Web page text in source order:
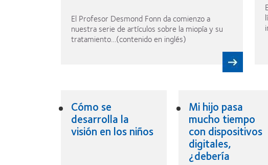
El Profesor Desmond Fonn da comienzo a
nuestra serie de artículos sobre la miopía y su
tratamiento…(contenido en inglés)
Cómo se
desarrolla la
visión en los niños
Mi hijo pasa
mucho tiempo
con dispositivos
digitales,
¿debería